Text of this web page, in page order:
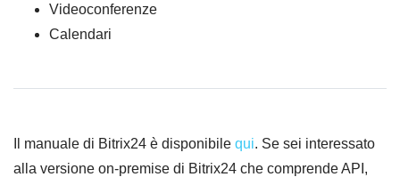
Videoconferenze
Calendari
Il manuale di Bitrix24 è disponibile qui. Se sei interessato
alla versione on-premise di Bitrix24 che comprende API,